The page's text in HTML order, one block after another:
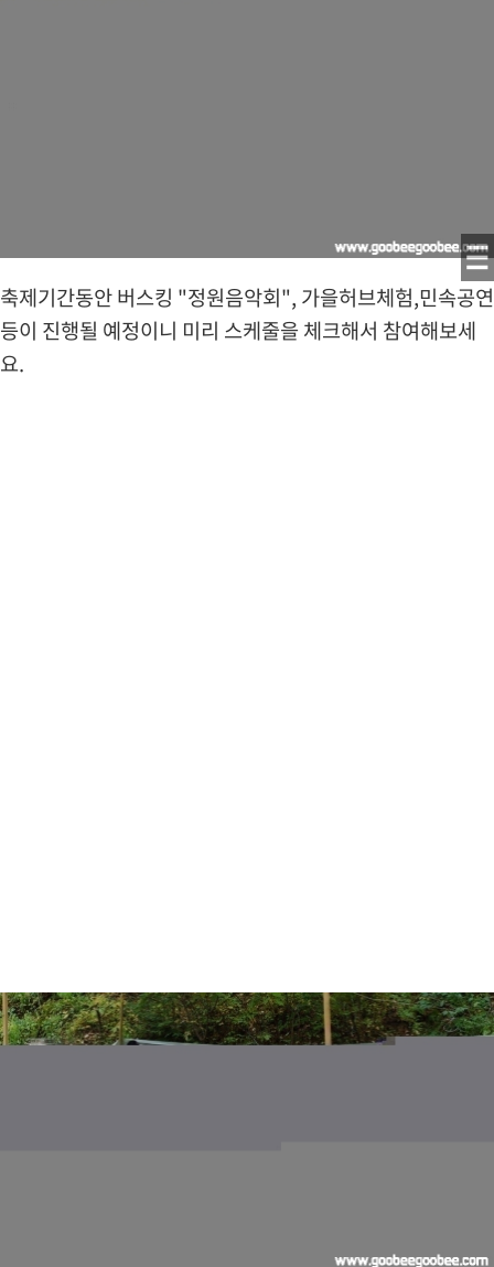
축제기간동안 버스킹 "정원음악회", 가을허브체험,민속공연
등이 진행될 예정이니 미리 스케줄을 체크해서 참여해보세
요.